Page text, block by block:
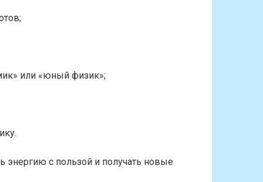
или «юный физик»;
энергию с пользой и получать новые